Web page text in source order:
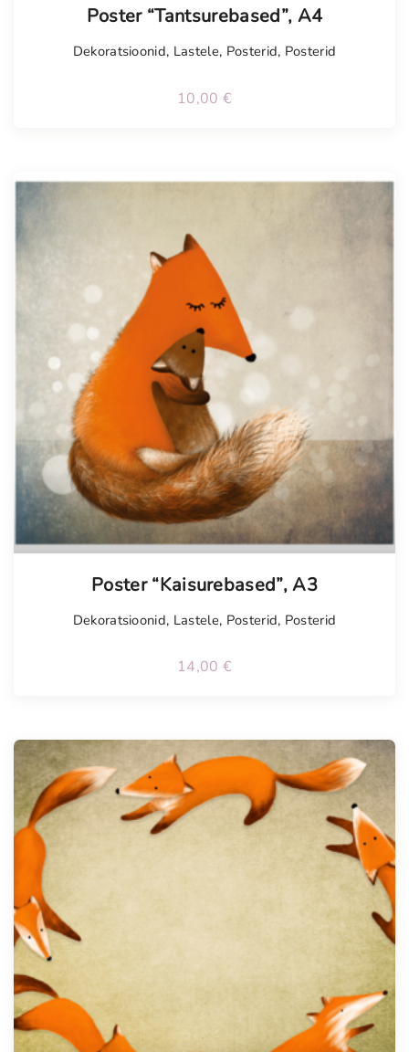
Poster “Tantsurebased”, A4
Dekoratsioonid, Lastele, Posterid, Posterid
10,00 €
Poster “Kaisurebased”, A3
Dekoratsioonid, Lastele, Posterid, Posterid
14,00 €